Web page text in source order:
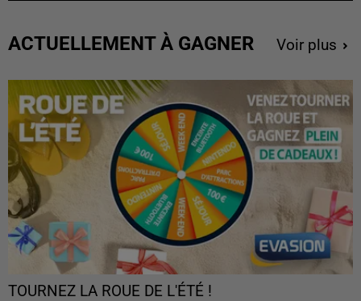
ACTUELLEMENT À GAGNER Voir plus
TOURNEZ LA ROUE DE L'ÉTÉ !